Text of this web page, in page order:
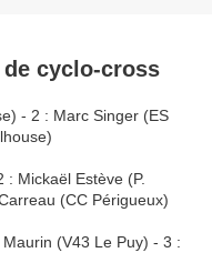
cyclo-cross
- 2 : Marc Singer (ES
Mickaël Estève (P.
(CC Périgueux)
(V43 Le Puy) - 3 :